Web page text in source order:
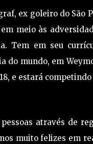
ex goleiro do São
meio às
Tem em seu
do mundo, em
e estará
através de
muito felizes em